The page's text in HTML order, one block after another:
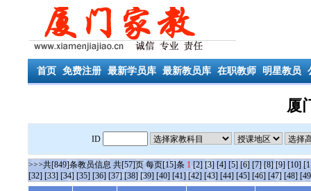
首页 免费注册 最新学员库 最新教员库 在职教师 明星教员
厦
ID
>>>共[849]条教员信息 共[57]页 每页[15]条 1 [2] [3] [4] [5] [6] [7] [8] [9] [10]
[32] [33] [34] [35] [36] [37] [38] [39] [40] [41] [42] [43] [44] [45] [46] [47] [48]